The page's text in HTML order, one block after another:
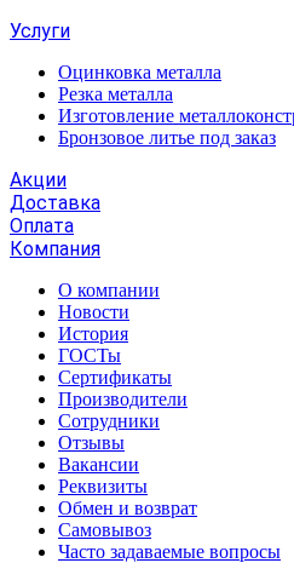
Услуги
Оцинковка металла
Резка металла
Изготовление
Бронзовое литье под заказ
Акции
Доставка
Оплата
Компания
О компании
Новости
История
ГОСТы
Сертификаты
Производители
Сотрудники
Отзывы
Вакансии
Реквизиты
Обмен и возврат
Самовывоз
Часто задаваемые вопросы